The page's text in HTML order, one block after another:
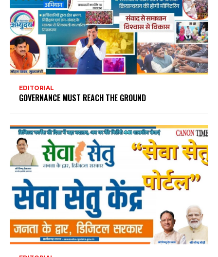
EDITORIAL
GOVERNANCE MUST REACH THE GROUND